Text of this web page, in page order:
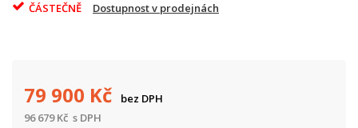
ČÁSTEČNĚ Dostupnost v prodejnách
79 900 Kč
bez DPH
96 679Kč s DPH